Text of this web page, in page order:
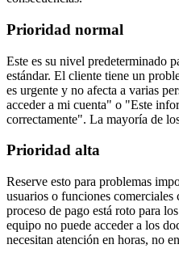
Prioridad normal
Este es su nivel predeterminado
estándar. El cliente tiene un
es urgente y no afecta a varias
acceder a mi cuenta" o "Este
correctamente". La mayoría de
Prioridad alta
Reserve esto para problemas
usuarios o funciones
proceso de pago está roto para
equipo no puede acceder a los
necesitan atención en horas, no